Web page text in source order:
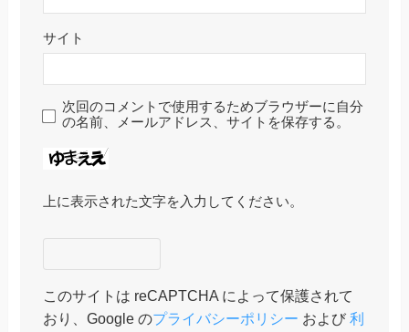
サイト
次回のコメントで使用するためブラウザーに自分
の名前、メールアドレス、サイトを保存する。
上に表示された文字を入力してください。
このサイトは reCAPTCHA によって保護されて
おり、Google のプライバシーポリシー および 利